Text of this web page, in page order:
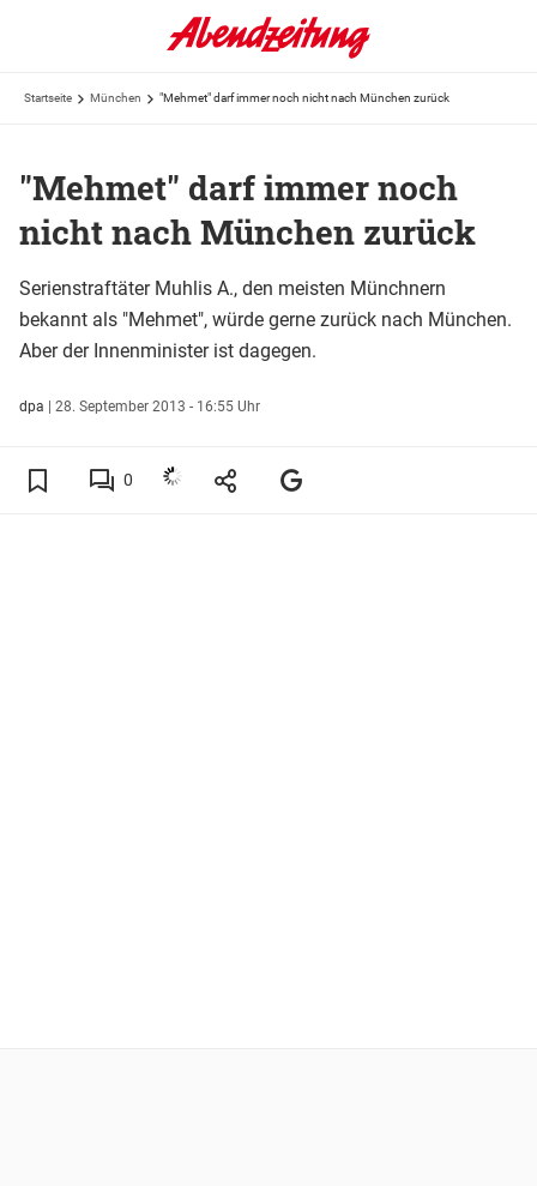
Startseite München "Mehmet" darf immer noch nicht nach München zurück
"Mehmet" darf immer noch
nicht nach München zurück
Serienstraftäter Muhlis A., den meisten Münchnern
bekannt als "Mehmet", würde gerne zurück nach München.
Aber der Innenminister ist dagegen.
dpa | 28. September 2013 - 16:55 Uhr
0